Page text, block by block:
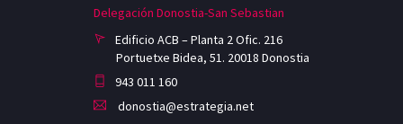
Delegación Donostia-San Sebastian
Edificio ACB – Planta 2 Ofic. 216
Portuetxe Bidea, 51. 20018 Donostia
943 011 160
donostia@estrategia.net